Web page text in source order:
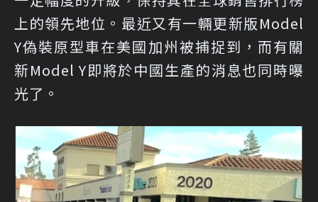
上的領先地位。最近又有一輛更新版Model
Y偽裝原型車在美國加州被捕捉到，而有關
新Model Y即將於中國生產的消息也同時曝
光了。